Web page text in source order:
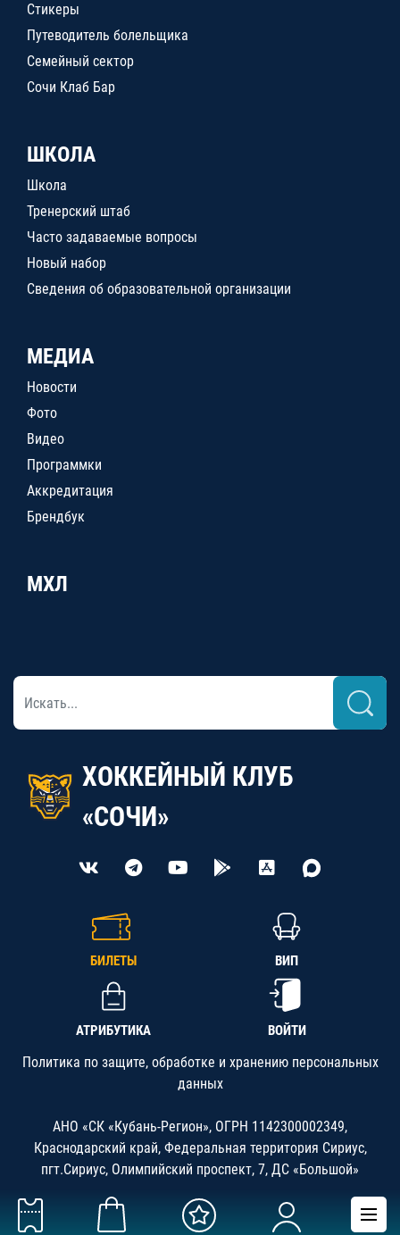
Стикеры
Путеводитель болельщика
Семейный сектор
Сочи Клаб Бар
ШКОЛА
Школа
Тренерский штаб
Часто задаваемые вопросы
Новый набор
Сведения об образовательной организации
МЕДИА
Новости
Фото
Видео
Программки
Аккредитация
Брендбук
МХЛ
ХОККЕЙНЫЙ КЛУБ
«СОЧИ»
БИЛЕТЫ ВИП
АТРИБУТИКА ВОЙТИ
Политика по защите, обработке и хранению персональных
данных
АНО «СК «Кубань-Регион», ОГРН 1142300002349,
Краснодарский край, Федеральная территория Сириус,
пгт.Сириус, Олимпийский проспект, 7, ДС «Большой»